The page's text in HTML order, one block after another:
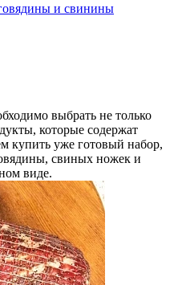
и свинины
выбрать не только
которые содержат
купить уже готовый набор,
свиных ножек и
виде.